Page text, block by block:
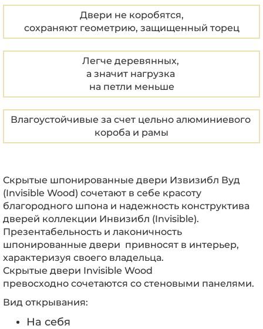
Двери не коробятся,
сохраняют геометрию, защищенный торец
Легче деревянных,
а значит нагрузка
на петли меньше
Влагоустойчивые за счет цельно алюминиевого
короба и рамы
Скрытые шпонированные двери Извизибл Вуд
(Invisible Wood) сочетают в себе красоту
благородного шпона и надежность конструктива
дверей коллекции Инвизибл (Invisible).
Презентабельность и лаконичность
шпонированные двери привносят в интерьер,
характеризуя своего владельца.
Скрытые двери Invisible Wood
превосходно сочетаются со стеновыми панелями.
Вид открывания:
На себя